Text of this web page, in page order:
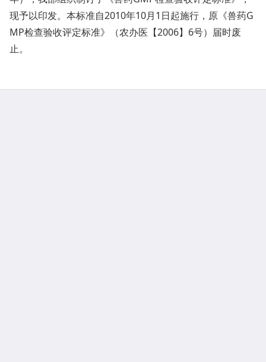
现予以印发。本标准自2010年10月1日起施行，原《兽药G
MP检查验收评定标准》（农办医【2006】6号）届时废
止。